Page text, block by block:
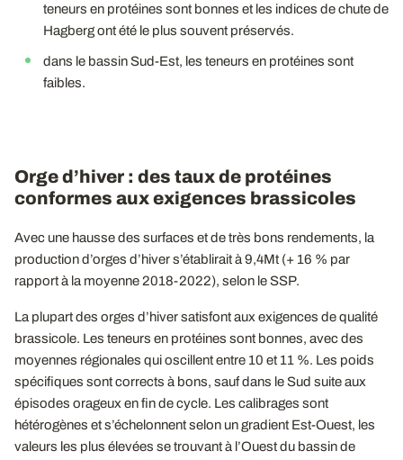
teneurs en protéines sont bonnes et les indices de chute de
Hagberg ont été le plus souvent préservés.
dans le bassin Sud-Est, les teneurs en protéines sont
faibles.
Orge d’hiver : des taux de protéines
conformes aux exigences brassicoles
Avec une hausse des surfaces et de très bons rendements, la
production d’orges d’hiver s’établirait à 9,4Mt (+ 16 % par
rapport à la moyenne 2018-2022), selon le SSP.
La plupart des orges d’hiver satisfont aux exigences de qualité
brassicole. Les teneurs en protéines sont bonnes, avec des
moyennes régionales qui oscillent entre 10 et 11 %. Les poids
spécifiques sont corrects à bons, sauf dans le Sud suite aux
épisodes orageux en fin de cycle. Les calibrages sont
hétérogènes et s’échelonnent selon un gradient Est-Ouest, les
valeurs les plus élevées se trouvant à l’Ouest du bassin de